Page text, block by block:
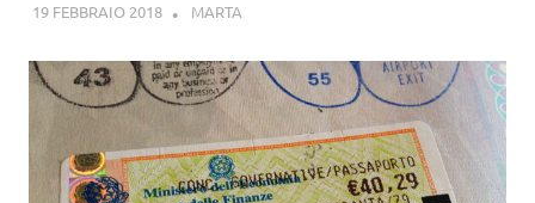
19 FEBBRAIO 2018 MARTA